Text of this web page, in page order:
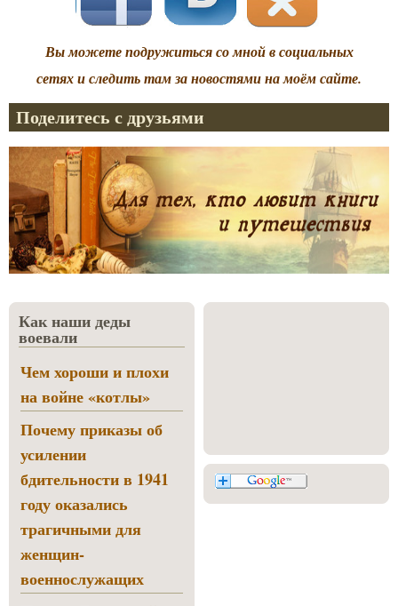
Вы можете подружиться со мной в социальных
сетях и следить там за новостями на моём сайте.
Поделитесь с друзьями
Как наши деды
воевали
Чем хороши и плохи
на войне «котлы»
Почему приказы об
усилении
бдительности в 1941
году оказались
трагичными для
женщин-
военнослужащих